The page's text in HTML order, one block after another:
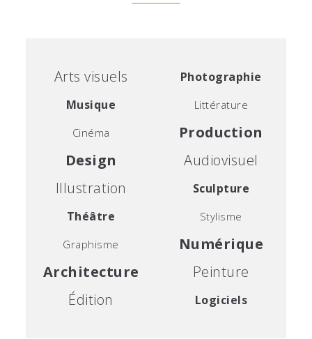
Arts visuels
Musique
Cinéma
Design
Illustration
Théâtre
Graphisme
Architecture
Édition
Photographie
Littérature
Production
Audiovisuel
Sculpture
Stylisme
Numérique
Peinture
Logiciels